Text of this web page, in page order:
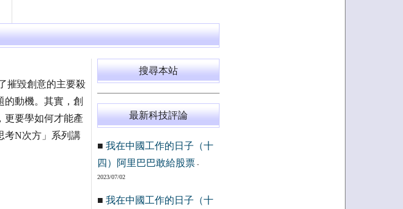
摧毀創意的主要殺
動機。其實，創
更要學如何才能產
考N次方」系列講
搜尋本站
最新科技評論
■ 我在中國工作的日子（十
四）阿里巴巴敢給股票-
2023/07/02
■ 我在中國工作的日子（十